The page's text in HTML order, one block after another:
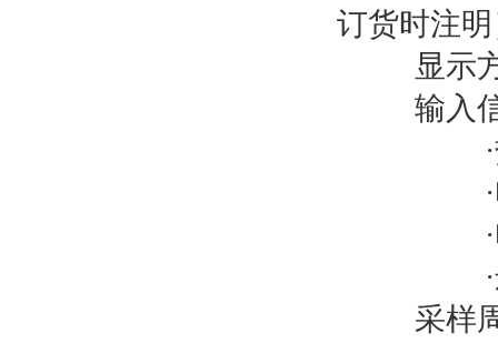
订货时注
显示
输入
采样